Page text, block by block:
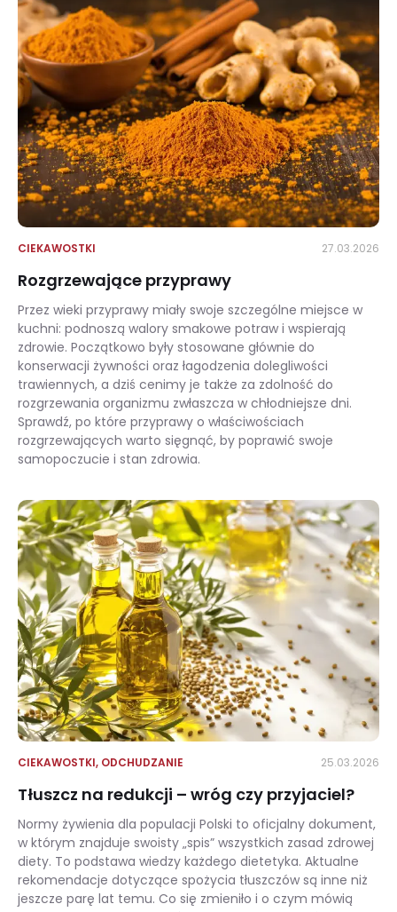
CIEKAWOSTKI 27.03.2026
Rozgrzewające przyprawy
Przez wieki przyprawy miały swoje szczególne miejsce w
kuchni: podnoszą walory smakowe potraw i wspierają
zdrowie. Początkowo były stosowane głównie do
konserwacji żywności oraz łagodzenia dolegliwości
trawiennych, a dziś cenimy je także za zdolność do
rozgrzewania organizmu zwłaszcza w chłodniejsze dni.
Sprawdź, po które przyprawy o właściwościach
rozgrzewających warto sięgnąć, by poprawić swoje
samopoczucie i stan zdrowia.
CIEKAWOSTKI, ODCHUDZANIE 25.03.2026
Tłuszcz na redukcji – wróg czy przyjaciel?
Normy żywienia dla populacji Polski to oficjalny dokument,
w którym znajduje swoisty „spis” wszystkich zasad zdrowej
diety. To podstawa wiedzy każdego dietetyka. Aktualne
rekomendacje dotyczące spożycia tłuszczów są inne niż
jeszcze parę lat temu. Co się zmieniło i o czym mówią